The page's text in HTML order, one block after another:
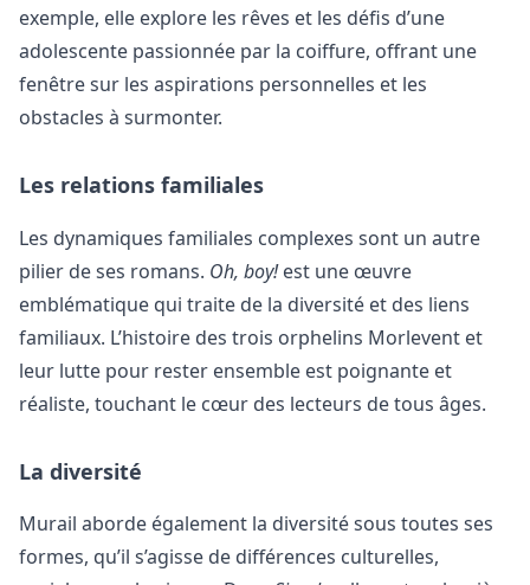
exemple, elle explore les rêves et les défis d’une
adolescente passionnée par la coiffure, offrant une
fenêtre sur les aspirations personnelles et les
obstacles à surmonter.
Les relations familiales
Les dynamiques familiales complexes sont un autre
pilier de ses romans. Oh, boy!est une œuvre
emblématique qui traite de la diversité et des liens
familiaux. L’histoire des trois orphelins Morlevent et
leur lutte pour rester ensemble est poignante et
réaliste, touchant le cœur des lecteurs de tous âges.
La diversité
Murail aborde également la diversité sous toutes ses
formes, qu’il s’agisse de différences culturelles,